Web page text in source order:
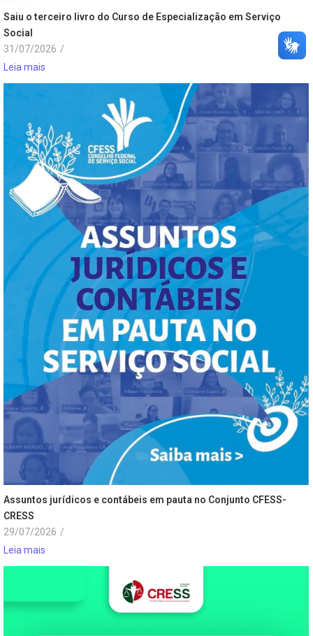
Saiu o terceiro livro do Curso de Especialização em Serviço
Social
31/07/2026 /
Leia mais
Assuntos jurídicos e contábeis em pauta no Conjunto CFESS-
CRESS
29/07/2026 /
Leia mais